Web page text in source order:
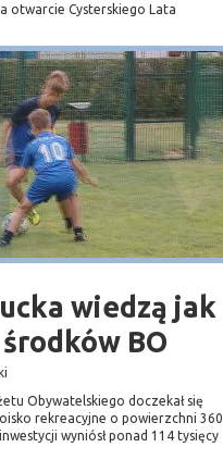
otwarcie Cysterskiego Lata
wiedzą jak
BO
Obywatelskiego doczekał się
rekreacyjne o powierzchni 360
wyniósł ponad 114 tysięcy